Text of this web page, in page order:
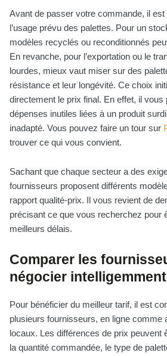
Avant de passer votre commande, il est
l’usage prévu des palettes. Pour un
modèles recyclés ou reconditionnés
En revanche, pour l’exportation ou le
lourdes, mieux vaut miser sur des
résistance et leur longévité. Ce choix
directement le prix final. En effet, il vous
dépenses inutiles liées à un produit
inadapté. Vous pouvez faire un tour sur
trouver ce qui vous convient.
Sachant que chaque secteur a des
fournisseurs proposent différents
rapport qualité-prix. Il vous revient de
précisant ce que vous recherchez pour
meilleurs délais.
Comparer les
négocier intelligemment
Pour bénéficier du meilleur tarif, il est
plusieurs fournisseurs, en ligne comme
locaux. Les différences de prix peuvent
la quantité commandée, le type de